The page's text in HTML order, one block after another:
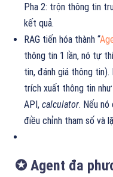
Pha 2: trộn thông tin
kết quả.
RAG tiến hóa thành “
thông tin 1 lần, nó tự
tin, đánh giá thông
trích xuất thông tin như
API, calculator. Nếu
điều chỉnh tham số và
✪ Agent đa